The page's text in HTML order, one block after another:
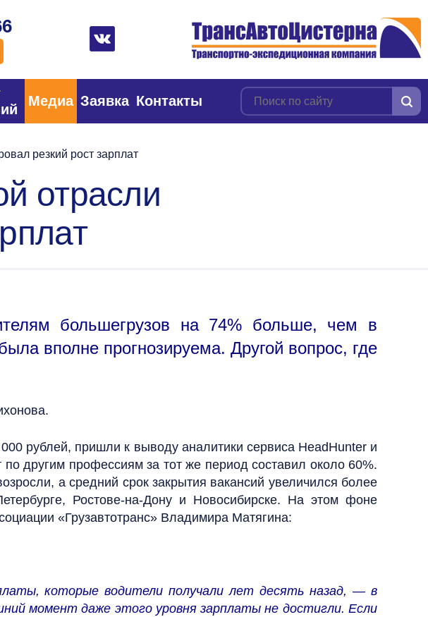
Медиа Заявка Контакты
резкий рост зарплат
отрасли
большегрузов на 74% больше, чем в
вполне прогнозируема. Другой вопрос, где
рублей, пришли к выводу аналитики сервиса HeadHunter и
другим профессиям за тот же период составил около 60%.
а средний срок закрытия вакансий увеличился более
Ростове-на-Дону и Новосибирске. На этом фоне
«Грузавтотранс» Владимира Матягина:
которые водители получали лет десять назад, — в
момент даже этого уровня зарплаты не достигли. Если